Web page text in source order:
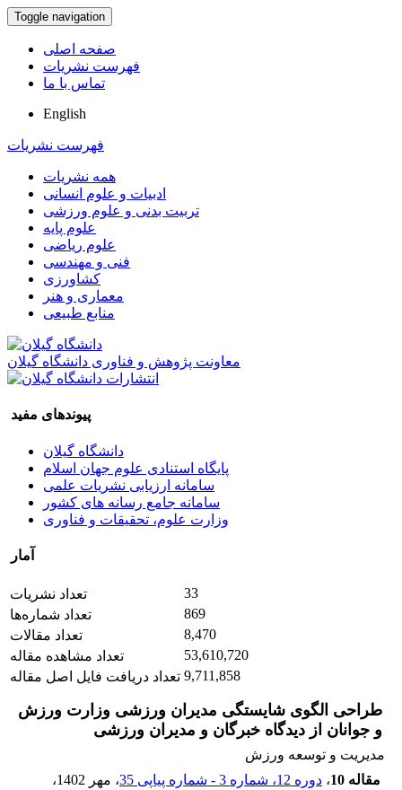
Toggle navigation
صفحه اصلی
فهرست نشریات
تماس با ما
English
فهرست نشریات
همه نشریات
ادبیات و علوم انسانی
تربیت بدنی و علوم ورزشی
علوم پایه
علوم ریاضی
فنی و مهندسی
کشاورزی
معماری و هنر
منابع طبیعی
معاونت پژوهش و فناوری دانشگاه گیلان
پیوندهای مفید
دانشگاه گیلان
پایگاه استنادی علوم جهان اسلام
سامانه ارزیابی نشریات علمی
سامانه جامع رسانه های کشور
وزارت علوم، تحقیقات و فناوری
آمار
تعداد نشریات
33
تعداد شماره‌ها
869
تعداد مقالات
8,470
تعداد مشاهده مقاله
53,610,720
تعداد دریافت فایل اصل مقاله 9,711,858
طراحی الگوی شایستگی مدیران ورزشی وزارت ورزش
و جوانان از دیدگاه خبرگان و مدیران ورزشی
مدیریت و توسعه ورزش
مقاله 10
، دوره 12، شماره 3 - شماره پیاپی 35 ، مهر 1402
،